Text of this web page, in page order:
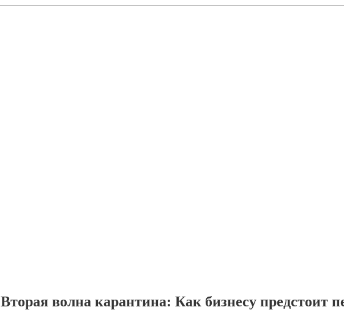
Вторая волна карантина: Как бизнесу предстоит